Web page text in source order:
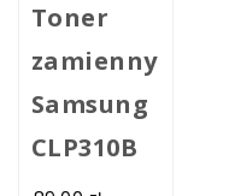
Toner
zamienny
Samsung
CLP310B